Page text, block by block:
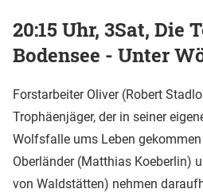
20:15 Uhr, 3Sat, Die
Bodensee - Unter
Forstarbeiter Oliver (Robert
Trophäenjäger, der in seiner
Wolfsfalle ums Leben
Oberländer (Matthias Koeberlin)
von Waldstätten) nehmen